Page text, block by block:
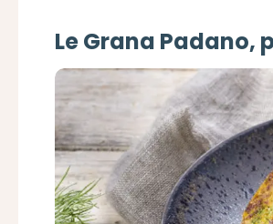
Le Grana Padano,